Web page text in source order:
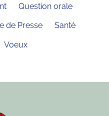
Question orale
de Presse Santé
Voeux